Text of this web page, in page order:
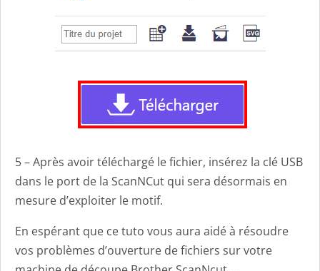
5 – Après avoir téléchargé le fichier, insérez la clé USB
dans le port de la ScanNCut qui sera désormais en
mesure d’exploiter le motif.
En espérant que ce tuto vous aura aidé à résoudre
vos problèmes d’ouverture de fichiers sur votre